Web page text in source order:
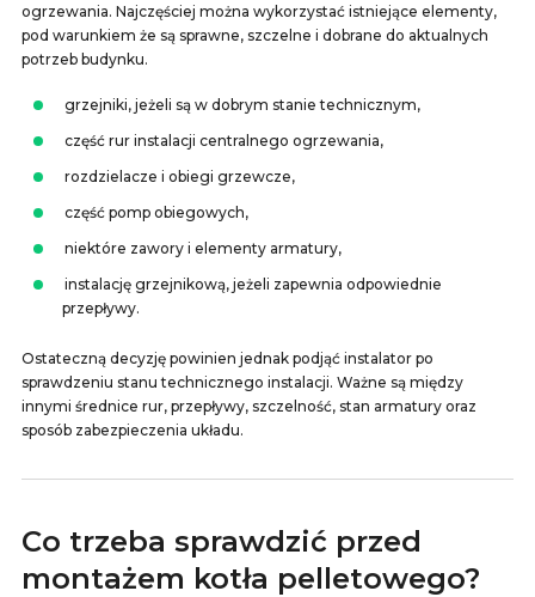
ogrzewania. Najczęściej można wykorzystać istniejące elementy,
pod warunkiem że są sprawne, szczelne i dobrane do aktualnych
potrzeb budynku.
grzejniki, jeżeli są w dobrym stanie technicznym,
część rur instalacji centralnego ogrzewania,
rozdzielacze i obiegi grzewcze,
część pomp obiegowych,
niektóre zawory i elementy armatury,
instalację grzejnikową, jeżeli zapewnia odpowiednie
przepływy.
Ostateczną decyzję powinien jednak podjąć instalator po
sprawdzeniu stanu technicznego instalacji. Ważne są między
innymi średnice rur, przepływy, szczelność, stan armatury oraz
sposób zabezpieczenia układu.
Co trzeba sprawdzić przed
montażem kotła pelletowego?